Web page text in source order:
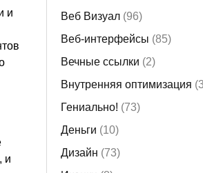
и
и
Веб Визуал (96)
Веб-интерфейсы (85)
Вечные ссылки (2)
Внутренняя оптимизация
Гениально! (73)
Деньги (10)
Дизайн (73)